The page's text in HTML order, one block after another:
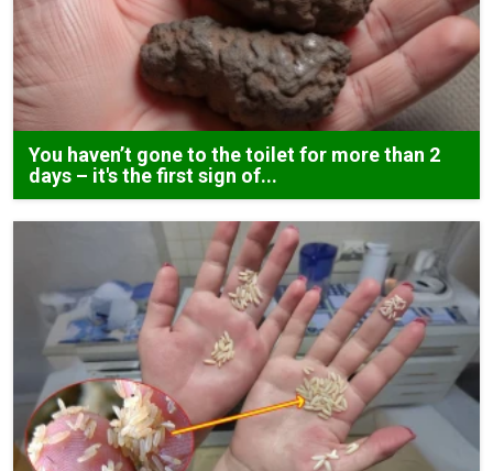
You haven’t gone to the toilet for more than 2
days – it's the first sign of...